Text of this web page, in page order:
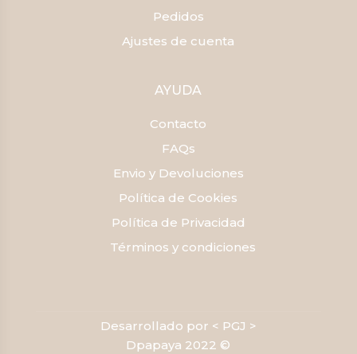
Pedidos
Ajustes de cuenta
AYUDA
Contacto
FAQs
Envio y Devoluciones
Política de Cookies
Política de Privacidad
Términos y condiciones
Desarrollado por < PGJ >
Dpapaya 2022 ©